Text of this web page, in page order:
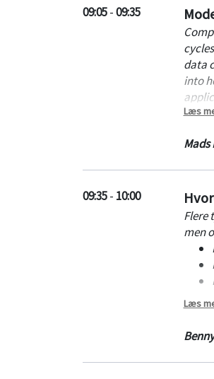
09:05-09:35
data
into
any
Læs
09:35- 10:00
Flere
men
Læs